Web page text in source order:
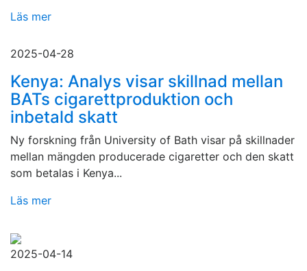
Läs mer
2025-04-28
Kenya: Analys visar skillnad mellan
BATs cigarettproduktion och
inbetald skatt
Ny forskning från University of Bath visar på skillnader
mellan mängden producerade cigaretter och den skatt
som betalas i Kenya...
Läs mer
2025-04-14